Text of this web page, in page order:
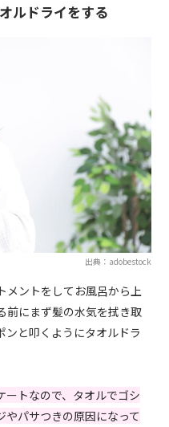
ルドライをする
出典：adobestock
メントをしてお風呂から上
前にまず髪の水気を拭き取
ンと叩くようにタオルドラ
ートなので、タオルでゴシ
やパサつきの原因になって